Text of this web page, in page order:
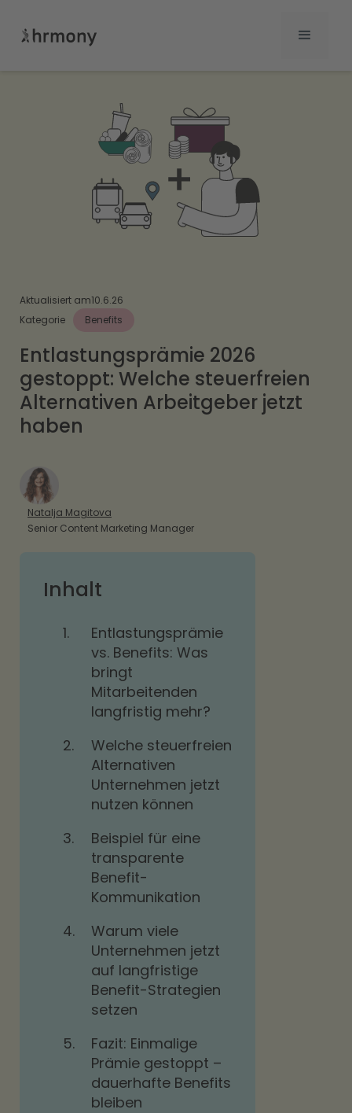
Aktualisiert am10.6.26
Kategorie
Benefits
Entlastungsprämie 2026
gestoppt: Welche steuerfreien
Alternativen Arbeitgeber jetzt
haben
Natalja Magitova
Senior Content Marketing Manager
Inhalt
1.
Entlastungsprämie
vs. Benefits: Was
bringt
Mitarbeitenden
langfristig mehr?
2.
Welche steuerfreien
Alternativen
Unternehmen jetzt
nutzen können
3.
Beispiel für eine
transparente
Benefit-
Kommunikation
4.
Warum viele
Unternehmen jetzt
auf langfristige
Benefit-Strategien
setzen
5.
Fazit: Einmalige
Prämie gestoppt –
dauerhafte Benefits
bleiben